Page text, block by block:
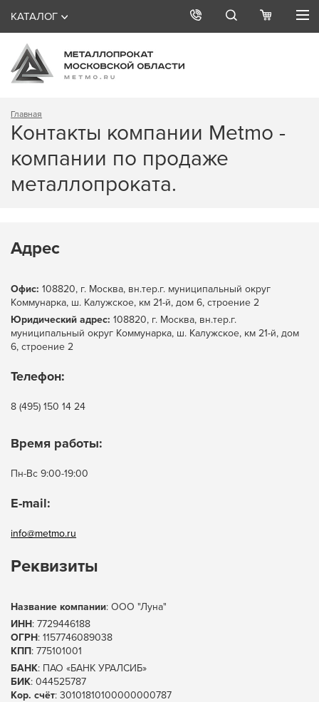
КАТАЛОГ
Главная
Контакты компании Metmo -
компании по продаже
металлопроката.
Адрес
Офис: 108820, г. Москва, вн.тер.г. муниципальный округ
Коммунарка, ш. Калужское, км 21-й, дом 6, строение 2
Юридический адрес: 108820, г. Москва, вн.тер.г.
муниципальный округ Коммунарка, ш. Калужское, км 21-й, дом
6, строение 2
Телефон:
8 (495) 150 14 24
Время работы:
Пн-Вс 9:00-19:00
E-mail:
info@metmo.ru
Реквизиты
Название компании: ООО "Луна"
ИНН: 7729446188
ОГРН: 1157746089038
КПП: 775101001
БАНК: ПАО «БАНК УРАЛСИБ»
БИК: 044525787
Кор. счёт: 30101810100000000787